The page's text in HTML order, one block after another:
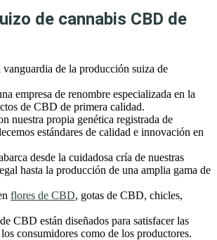
de cannabis CBD de
de la producción suiza de
empresa de renombre especializada en la
de CBD de primera calidad.
nuestra propia genética registrada de
estándares de calidad e innovación en
desde la cuidadosa cría de nuestras
hasta la producción de una amplia gama de
flores de CBD, gotas de CBD, chicles,
CBD están diseñados para satisfacer las
consumidores como de los productores.